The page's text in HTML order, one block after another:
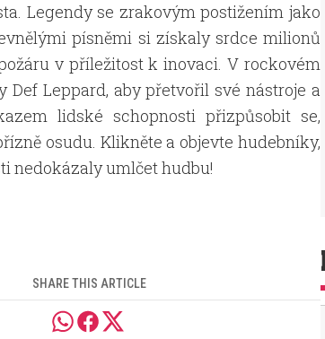
Legendy se zrakovým postižením jako
písněmi si získaly srdce milionů
v příležitost k inovaci. V rockovém
Leppard, aby přetvořil své nástroje a
lidské schopnosti přizpůsobit se,
osudu. Klikněte a objevte hudebníky,
nedokázaly umlčet hudbu!
SHARE THIS ARTICLE